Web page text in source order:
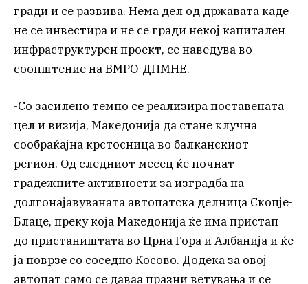
гради и се развива. Нема дел од државата каде
не се инвестира и не се гради некој капитален
инфраструктурен проект, се наведува во
соопштение на ВМРО-ДПМНЕ.
-Со засилено темпо се реализира поставената
цел и визија, Македонија да стане клучна
сообраќајна крстосница во балканскиот
регион. Од следниот месец ќе почнат
градежните активности за изградба на
долгонајавуваната автопатска делница Скопје-
Блаце, преку која Македонија ќе има пристап
до пристаништата во Црна Гора и Албанија и ќе
ја поврзе со соседно Косово. Додека за овој
автопат само се даваа празни ветувања и се